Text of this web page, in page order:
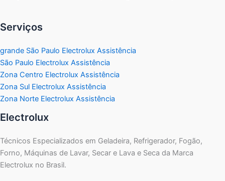
Serviços
grande São Paulo Electrolux Assistência
São Paulo Electrolux Assistência
Zona Centro Electrolux Assistência
Zona Sul Electrolux Assistência
Zona Norte Electrolux Assistência
Electrolux
Técnicos Especializados em Geladeira, Refrigerador, Fogão,
Forno, Máquinas de Lavar, Secar e Lava e Seca da Marca
Electrolux no Brasil.